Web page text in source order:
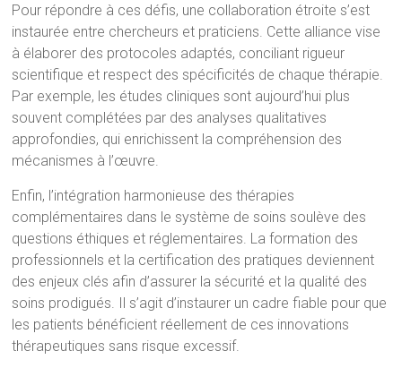
Pour répondre à ces défis, une collaboration étroite s’est
instaurée entre chercheurs et praticiens. Cette alliance vise
à élaborer des protocoles adaptés, conciliant rigueur
scientifique et respect des spécificités de chaque thérapie.
Par exemple, les études cliniques sont aujourd’hui plus
souvent complétées par des analyses qualitatives
approfondies, qui enrichissent la compréhension des
mécanismes à l’œuvre.
Enfin, l’intégration harmonieuse des thérapies
complémentaires dans le système de soins soulève des
questions éthiques et réglementaires. La formation des
professionnels et la certification des pratiques deviennent
des enjeux clés afin d’assurer la sécurité et la qualité des
soins prodigués. Il s’agit d’instaurer un cadre fiable pour que
les patients bénéficient réellement de ces innovations
thérapeutiques sans risque excessif.